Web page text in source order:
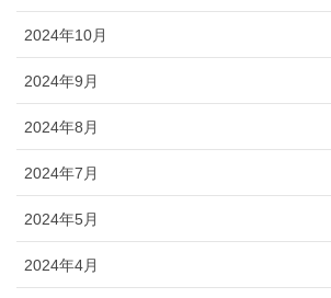
2024年10月
2024年9月
2024年8月
2024年7月
2024年5月
2024年4月